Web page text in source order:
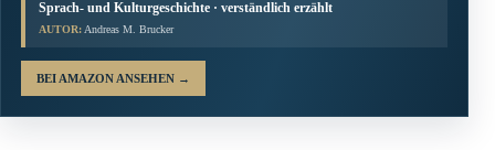
Sprach- und Kulturgeschichte · verständlich erzählt
AUTOR: Andreas M. Brucker
BEI AMAZON ANSEHEN →